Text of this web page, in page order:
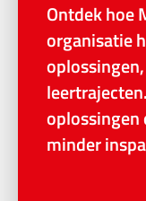
Ontdek hoe
organisatie
oplossingen
minder